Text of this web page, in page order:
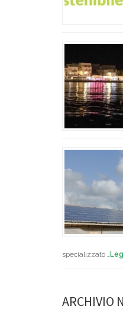
specializzato …
ARCHIVIO